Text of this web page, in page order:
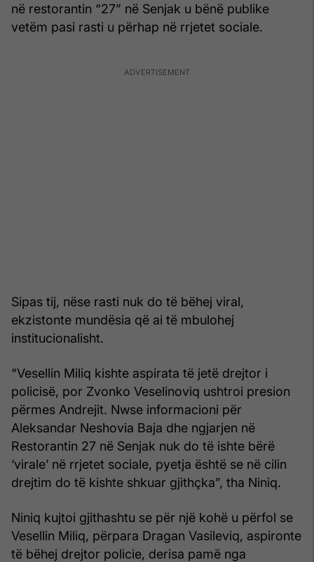
në restorantin “27” në Senjak u bënë publike
vetëm pasi rasti u përhap në rrjetet sociale.
Sipas tij, nëse rasti nuk do të bëhej viral,
ekzistonte mundësia që ai të mbulohej
institucionalisht.
“Vesellin Miliq kishte aspirata të jetë drejtor i
policisë, por Zvonko Veselinoviq ushtroi presion
përmes Andrejit. Nwse informacioni për
Aleksandar Neshovia Baja dhe ngjarjen në
Restorantin 27 në Senjak nuk do të ishte bërë
‘virale’ në rrjetet sociale, pyetja është se në cilin
drejtim do të kishte shkuar gjithçka”, tha Niniq.
Niniq kujtoi gjithashtu se për një kohë u përfol se
Vesellin Miliq, përpara Dragan Vasileviq, aspironte
të bëhej drejtor policie, derisa pamë nga